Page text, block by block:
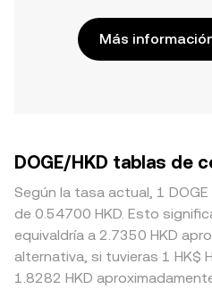
Más
DOGE/HKD tablas de
Según la tasa actual, 1
de 0.54700 HKD. Esto
equivaldría a 2.7350 HKD
alternativa, si tuvieras 1 HK$
1.8282 HKD